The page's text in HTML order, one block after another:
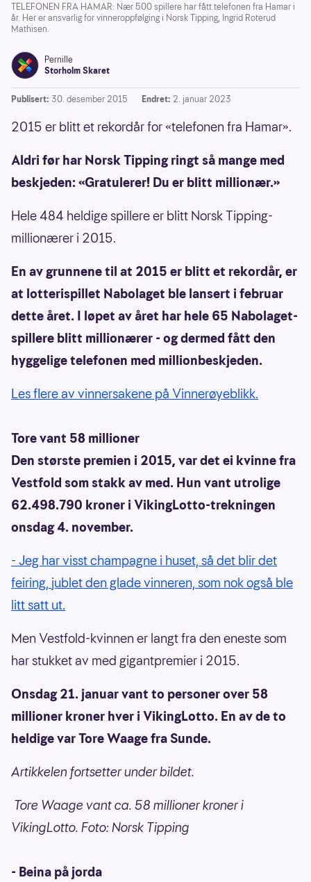
TELEFONEN FRA HAMAR: Nær 500 spillere har fått telefonen fra Hamar i
år. Her er ansvarlig for vinneroppfølging i Norsk Tipping, Ingrid Roterud
Mathisen.
Pernille
Storholm Skaret
Publisert: 30. desember 2015 Endret: 2. januar 2023
2015 er blitt et rekordår for «telefonen fra Hamar».
Aldri før har Norsk Tipping ringt så mange med
beskjeden: «Gratulerer! Du er blitt millionær.»
Hele 484 heldige spillere er blitt Norsk Tipping-
millionærer i 2015.
En av grunnene til at 2015 er blitt et rekordår, er
at lotterispillet Nabolaget ble lansert i februar
dette året. I løpet av året har hele 65 Nabolaget-
spillere blitt millionærer - og dermed fått den
hyggelige telefonen med millionbeskjeden.
Les flere av vinnersakene på Vinnerøyeblikk.
Tore vant 58 millioner
Den største premien i 2015, var det ei kvinne fra
Vestfold som stakk av med. Hun vant utrolige
62.498.790 kroner i VikingLotto-trekningen
onsdag 4. november.
- Jeg har visst champagne i huset, så det blir det
feiring, jublet den glade vinneren, som nok også ble
litt satt ut.
Men Vestfold-kvinnen er langt fra den eneste som
har stukket av med gigantpremier i 2015.
Onsdag 21. januar vant to personer over 58
millioner kroner hver i VikingLotto. En av de to
heldige var Tore Waage fra Sunde.
Artikkelen fortsetter under bildet.
Tore Waage vant ca. 58 millioner kroner i
VikingLotto. Foto: Norsk Tipping
- Beina på jorda